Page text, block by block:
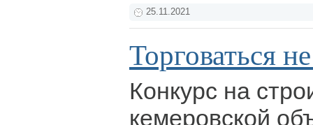
25.11.2021
Торговаться
Конкурс на
кемеровской